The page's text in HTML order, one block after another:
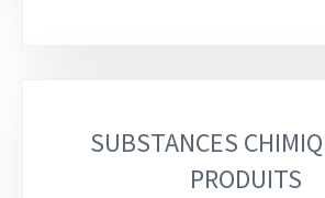
SUBSTANCES
PRODUITS